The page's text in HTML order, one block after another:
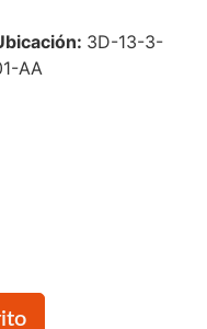
3D-13-3-
AA